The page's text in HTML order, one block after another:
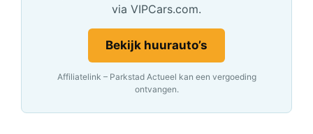
via VIPCars.com.
Bekijk huurauto’s
Affiliatelink – Parkstad Actueel kan een vergoeding
ontvangen.